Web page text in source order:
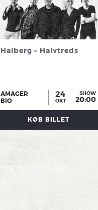
Halberg – Halvtreds
AMAGER
BIO
24
OKT
SHOW
20:00
KØB BILLET